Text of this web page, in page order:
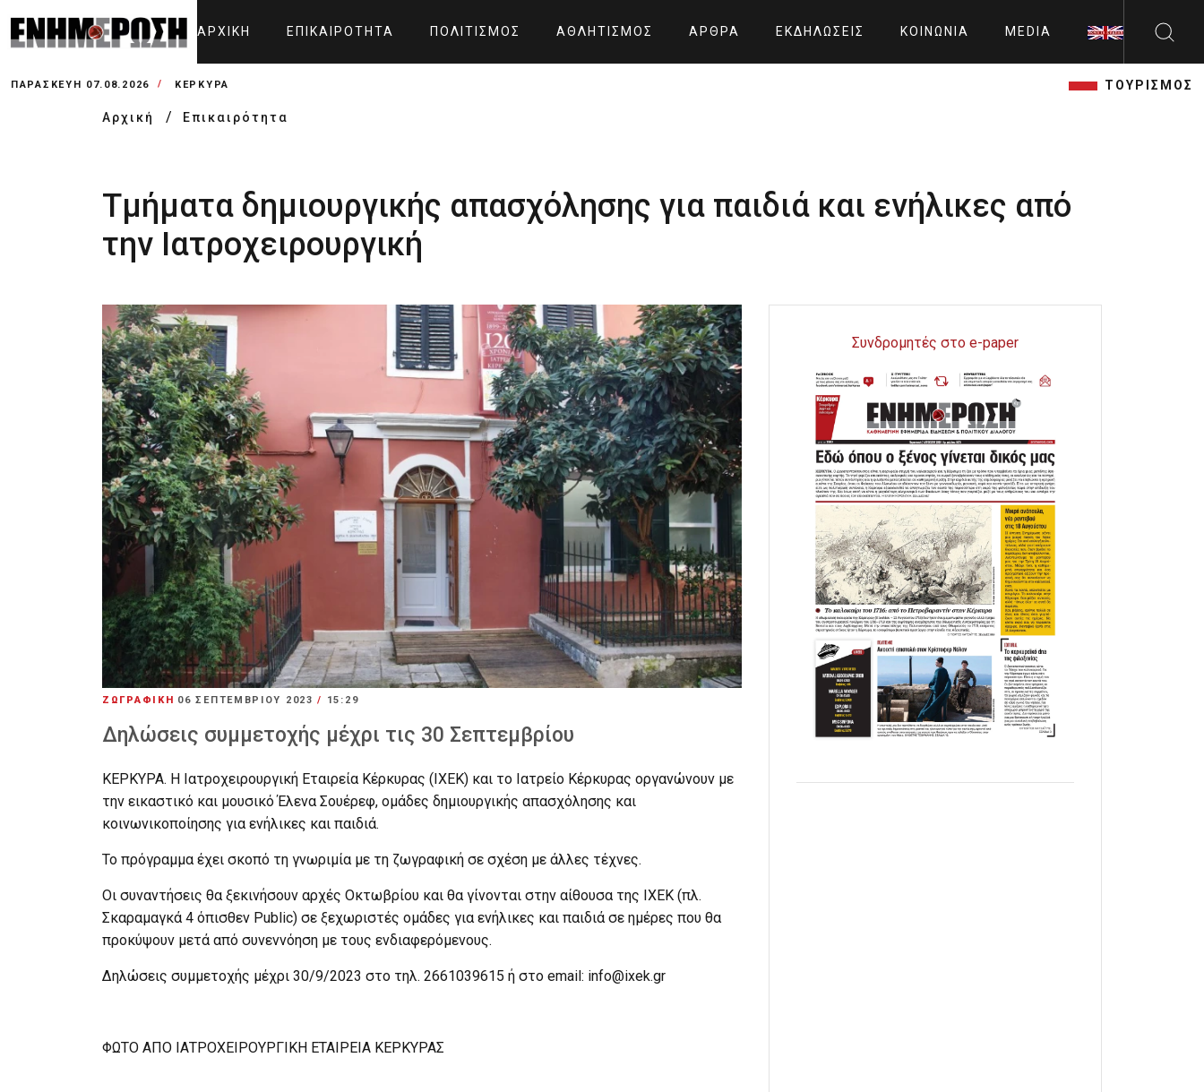
ΑΡΧΙΚΉ ΕΠΙΚΑΙΡΌΤΗΤΑ ΠΟΛΙΤΙΣΜΌΣ ΑΘΛΗΤΙΣΜΌΣ ΆΡΘΡΑ ΕΚΔΗΛΏΣΕΙΣ ΚΟΙΝΩΝΊΑ MEDIA
ΠΑΡΑΣΚΕΥΉ 07.08.2026 ΚΕΡΚΥΡΑ ΤΟΥΡΙΣΜΟΣ
Αρχική Επικαιρότητα
Τμήματα δημιουργικής απασχόλησης για παιδιά και ενήλικες από
την Ιατροχειρουργική
ΖΩΓΡΑΦΙΚΗ 06 ΣΕΠΤΕΜΒΡΊΟΥ 2023/ 15:29
Δηλώσεις συμμετοχής μέχρι τις 30 Σεπτεμβρίου
ΚΕΡΚΥΡΑ. Η Ιατροχειρουργική Εταιρεία Κέρκυρας (ΙΧΕΚ) και το Ιατρείο Κέρκυρας οργανώνουν με
την εικαστικό και μουσικό Έλενα Σουέρεφ, ομάδες δημιουργικής απασχόλησης και
κοινωνικοποίησης για ενήλικες και παιδιά.
Το πρόγραμμα έχει σκοπό τη γνωριμία με τη ζωγραφική σε σχέση με άλλες τέχνες.
Οι συναντήσεις θα ξεκινήσουν αρχές Οκτωβρίου και θα γίνονται στην αίθουσα της ΙΧΕΚ (πλ.
Σκαραμαγκά 4 όπισθεν Public) σε ξεχωριστές ομάδες για ενήλικες και παιδιά σε ημέρες που θα
προκύψουν μετά από συνεννόηση με τους ενδιαφερόμενους.
Δηλώσεις συμμετοχής μέχρι 30/9/2023 στο τηλ. 2661039615 ή στο email: info@ixek.gr
ΦΩΤΟ ΑΠΟ ΙΑΤΡΟΧΕΙΡΟΥΡΓΙΚΗ ΕΤΑΙΡΕΙΑ ΚΕΡΚΥΡΑΣ
Συνδρομητές στο e-paper